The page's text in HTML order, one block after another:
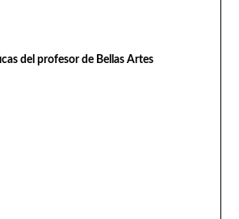
del profesor de Bellas Artes